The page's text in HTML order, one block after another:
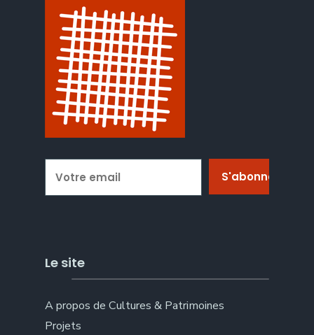
Le site
A propos de Cultures & Patrimoines
Projets